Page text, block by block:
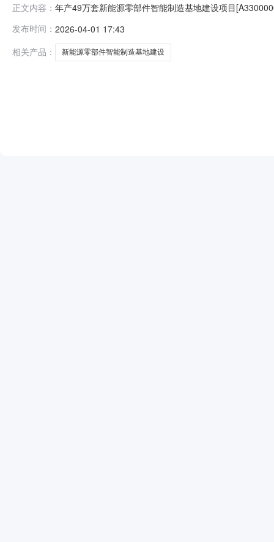
正文内容： 年产49万套新能源零部件智能制造基地建设项目
有限公司投资估算（概算）金额:239,443,700.00元建设
发布时间： 2026-04-01 17:43
相关产品：
新能源零部件智能制造基地建设